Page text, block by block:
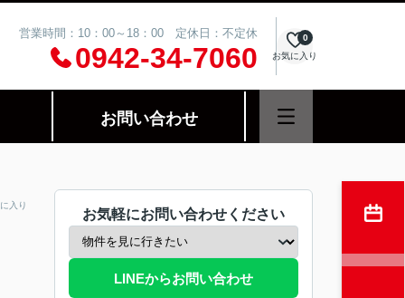
営業時間：10：00～18：00 定休日：不定休
0942-34-7060 お気に入り
0
お問い合わせ
入り
お気軽にお問い合わせください
LINEからお問い合わせ